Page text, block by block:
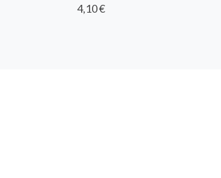
4,10 €